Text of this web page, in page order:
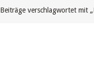
Beiträge verschlagwortet mit